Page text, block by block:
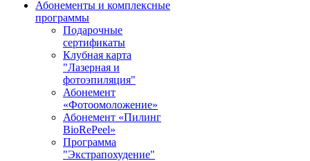
Абонементы и комплексные
программы
Подарочные
сертификаты
Клубная карта
"Лазерная и
фотоэпиляция"
Абонемент
«Фотоомоложение»
Абонемент «Пилинг
BioRePeel»
Программа
"Экстрапохудение"